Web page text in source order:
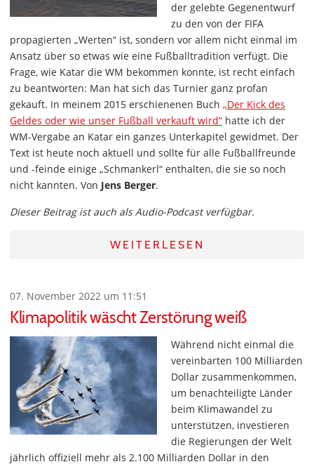
der gelebte Gegenentwurf
zu den von der FIFA
propagierten „Werten“ ist, sondern vor allem nicht einmal im
Ansatz über so etwas wie eine Fußballtradition verfügt. Die
Frage, wie Katar die WM bekommen konnte, ist recht einfach
zu beantworten: Man hat sich das Turnier ganz profan
gekauft. In meinem 2015 erschienenen Buch „Der Kick des
Geldes oder wie unser Fußball verkauft wird“ hatte ich der
WM-Vergabe an Katar ein ganzes Unterkapitel gewidmet. Der
Text ist heute noch aktuell und sollte für alle Fußballfreunde
und -feinde einige „Schmankerl“ enthalten, die sie so noch
nicht kannten. Von Jens Berger.
Dieser Beitrag ist auch als Audio-Podcast verfügbar.
WEITERLESEN
07. November 2022 um 11:51
Klimapolitik wäscht Zerstörung weiß
Während nicht einmal die
vereinbarten 100 Milliarden
Dollar zusammenkommen,
um benachteiligte Länder
beim Klimawandel zu
unterstützen, investieren
die Regierungen der Welt
jährlich offiziell mehr als 2.100 Milliarden Dollar in den